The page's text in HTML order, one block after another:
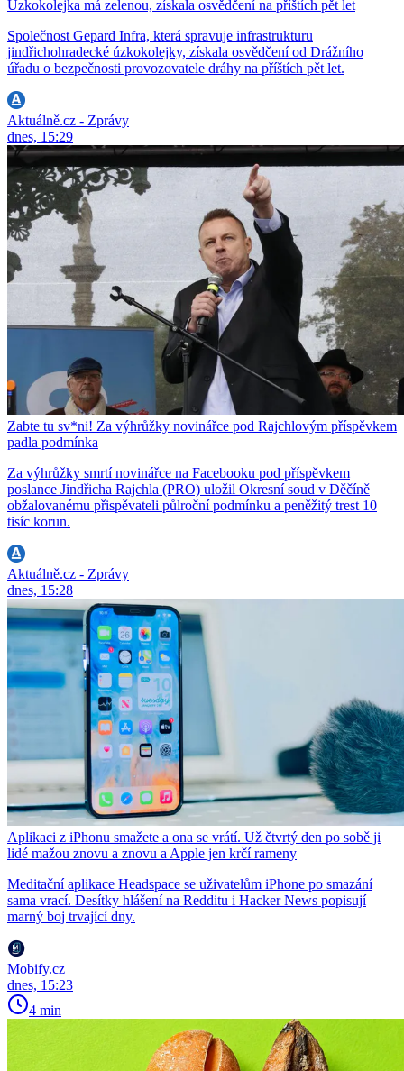
Úzkokolejka má zelenou, získala osvědčení na příštích pět let
Společnost Gepard Infra, která spravuje infrastrukturu
jindřichohradecké úzkokolejky, získala osvědčení od Drážního
úřadu o bezpečnosti provozovatele dráhy na příštích pět let.
Aktuálně.cz - Zprávy
dnes, 15:29
Zabte tu sv*ni! Za výhrůžky novinářce pod Rajchlovým příspěvkem
padla podmínka
Za výhrůžky smrtí novinářce na Facebooku pod příspěvkem
poslance Jindřicha Rajchla (PRO) uložil Okresní soud v Děčíně
obžalovanému přispěvateli půlroční podmínku a peněžitý trest 10
tisíc korun.
Aktuálně.cz - Zprávy
dnes, 15:28
Aplikaci z iPhonu smažete a ona se vrátí. Už čtvrtý den po sobě ji
lidé mažou znovu a znovu a Apple jen krčí rameny
Meditační aplikace Headspace se uživatelům iPhone po smazání
sama vrací. Desítky hlášení na Redditu i Hacker News popisují
marný boj trvající dny.
Mobify.cz
dnes, 15:23
4 min